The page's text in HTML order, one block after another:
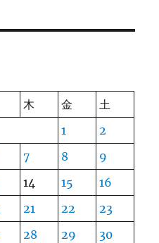
木 金
土
1
2
7 8
9
14 15
16
21 22
23
28 29
30